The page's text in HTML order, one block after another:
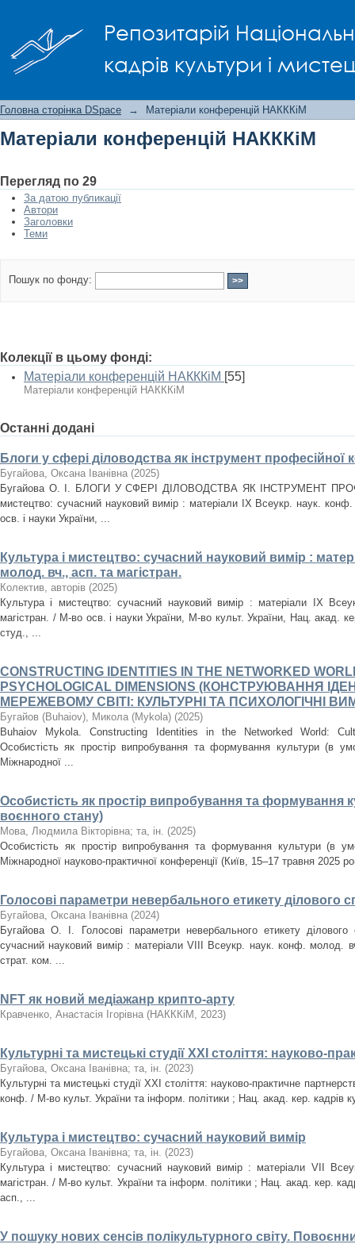
Репозитарій
кадрів культури і
Головна сторінка DSpace → Матеріали конференцій НАКККіМ
Матеріали конференцій НАКККіМ
Перегляд по 29
За датою публикації
Автори
Заголовки
Теми
Пошук по фонду:
Колекції в цьому фонді:
Матеріали конференцій НАКККіМ [55]
Матеріали конференцій НАКККіМ
Останні додані
Блоги у сфері діловодства як інструмент професійної
Бугайова, Оксана Іванівна (2025)
Бугайова О. І. БЛОГИ У СФЕРІ ДІЛОВОДСТВА ЯК ІНСТРУМЕНТ
мистецтво: сучасний науковий вимір : матеріали IX Всеукр. наук.
осв. і науки України, ...
Культура і мистецтво: сучасний науковий вимір :
молод. вч., асп. та магістран.
Колектив, авторів (2025)
Культура і мистецтво: сучасний науковий вимір : матеріали IX
магістран. / М-во осв. і науки України, М-во культ. України, Нац. акад.
студ., ...
CONSTRUCTING IDENTITIES IN THE NETWORKED
PSYCHOLOGICAL DIMENSIONS (КОНСТРУЮВАННЯ
МЕРЕЖЕВОМУ СВІТІ: КУЛЬТУРНІ ТА ПСИХОЛОГІЧНІ
Бугайов (Buhaiov), Микола (Mykola) (2025)
Buhaiov Mykola. Constructing Identities in the Networked World:
Особистість як простір випробування та формування культури (в
Міжнародної ...
Особистість як простір випробування та формування
воєнного стану)
Мова, Людмила Вікторівна; та, ін. (2025)
Особистість як простір випробування та формування культури (в
Міжнародної науково-практичної конференції (Київ, 15–17 травня 2025
Голосові параметри невербального етикету ділового
Бугайова, Оксана Іванівна (2024)
Бугайова О. І. Голосові параметри невербального етикету ділового
сучасний науковий вимір : матеріали VIII Всеукр. наук. конф. молод.
страт. ком. ...
NFT як новий медіажанр крипто-арту
Кравченко, Анастасія Ігорівна (НАКККіМ , 2023)
Культурні та мистецькі студії ХХІ століття: науково-
Бугайова, Оксана Іванівна; та, ін. (2023)
Культурні та мистецькі студії ХХІ століття: науково-практичне
конф. / М-во культ. України та інформ. політики ; Нац. акад. кер. кадрів
Культура і мистецтво: сучасний науковий вимір
Бугайова, Оксана Іванівна; та, ін. (2023)
Культура і мистецтво: сучасний науковий вимір : матеріали VIІ
магістран. / М-во культ. України та інформ. політики ; Нац. акад. кер.
асп., ...
У пошуку нових сенсів полікультурного світу.